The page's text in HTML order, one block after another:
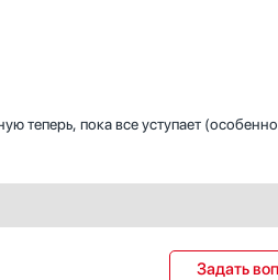
теперь, пока все уступает
Задать